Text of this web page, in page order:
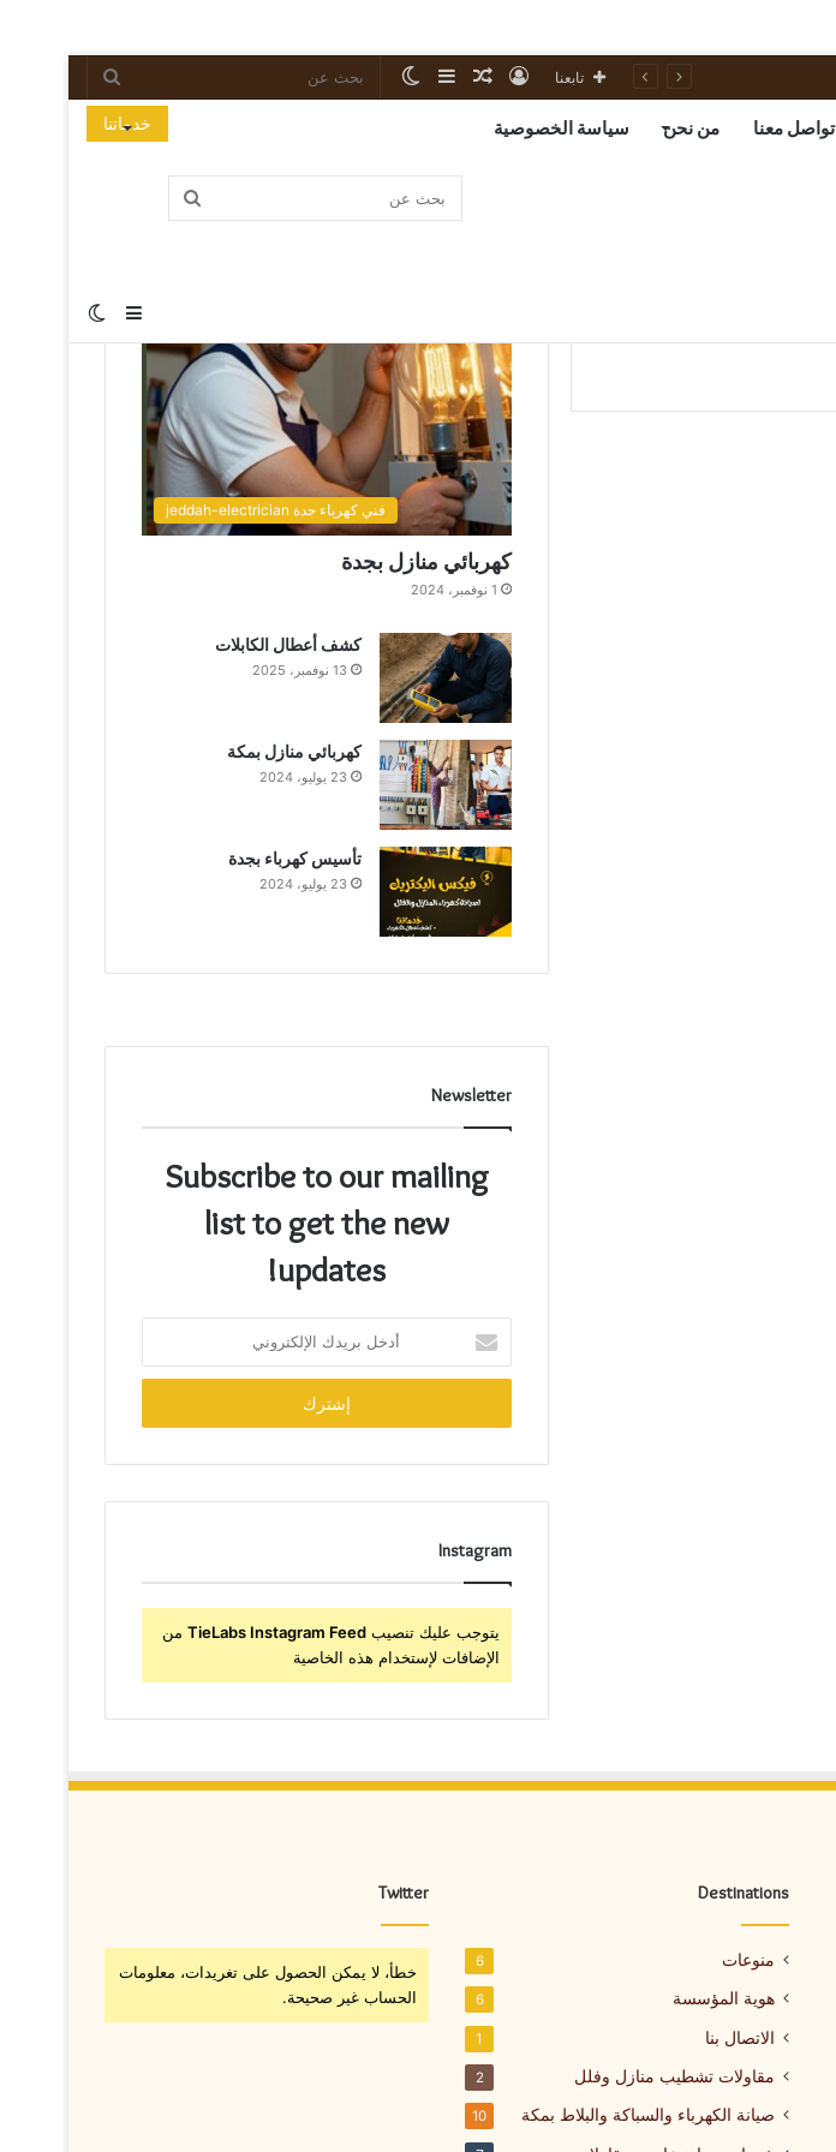
تابعنا
تواصل معنا من نحن سياسة الخصوصية خدماتنا
فني كهرباء جدة jeddah-electrician
كهربائي منازل بجدة
1 نوفمبر، 2024
كشف أعطال الكابلات
13 نوفمبر، 2025
كهربائي منازل بمكة
23 يوليو، 2024
تأسيس كهرباء بجدة
23 يوليو، 2024
Newsletter
Subscribe to our mailing
list to get the new
updates!
Instagram
يتوجب عليك تنصيبTieLabs Instagram Feed من
الإضافات لإستخدام هذه الخاصية
Destinations
منوعات 6
هوية المؤسسة 6
الاتصال بنا 1
مقاولات تشطيب منازل وفلل 2
صيانة الكهرباء والسباكة والبلاط بمكة 10
Twitter
خطأ، لا يمكن الحصول على تغريدات، معلومات
الحساب غير صحيحة.